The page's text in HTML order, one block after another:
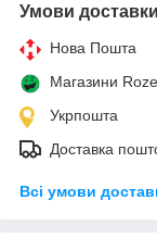
Умови доставки
Нова Пошта
Магазини
Укрпошта
Доставка
Всі умови